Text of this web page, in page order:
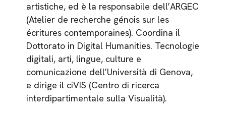
artistiche, ed è la responsabile dell’ARGEC
(Atelier de recherche génois sur les
écritures contemporaines). Coordina il
Dottorato in Digital Humanities. Tecnologie
digitali, arti, lingue, culture e
comunicazione dell’Università di Genova,
e dirige il ciVIS (Centro di ricerca
interdipartimentale sulla Visualità).